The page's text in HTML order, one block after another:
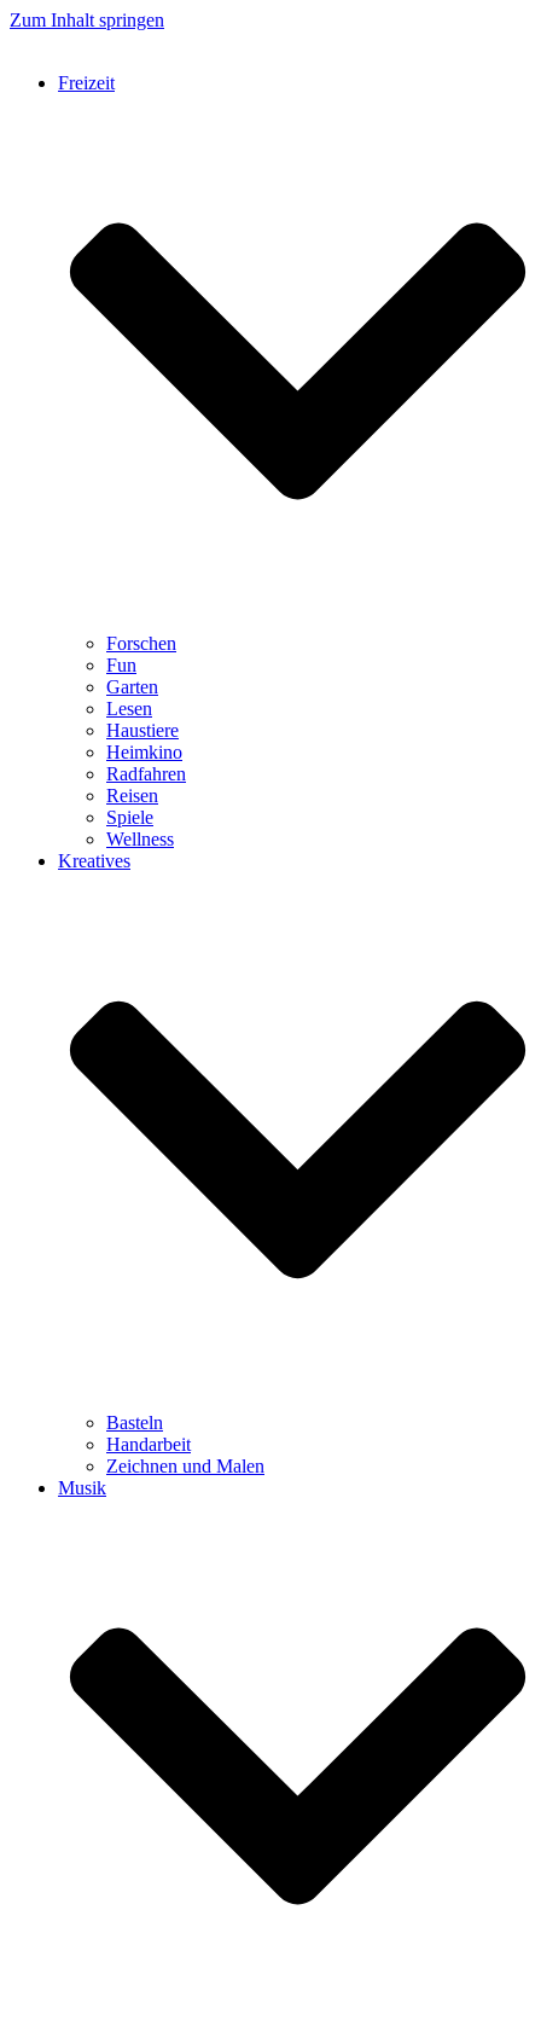
Zum Inhalt springen
Freizeit
Forschen
Fun
Garten
Lesen
Haustiere
Heimkino
Radfahren
Reisen
Spiele
Wellness
Kreatives
Basteln
Handarbeit
Zeichnen und Malen
Musik